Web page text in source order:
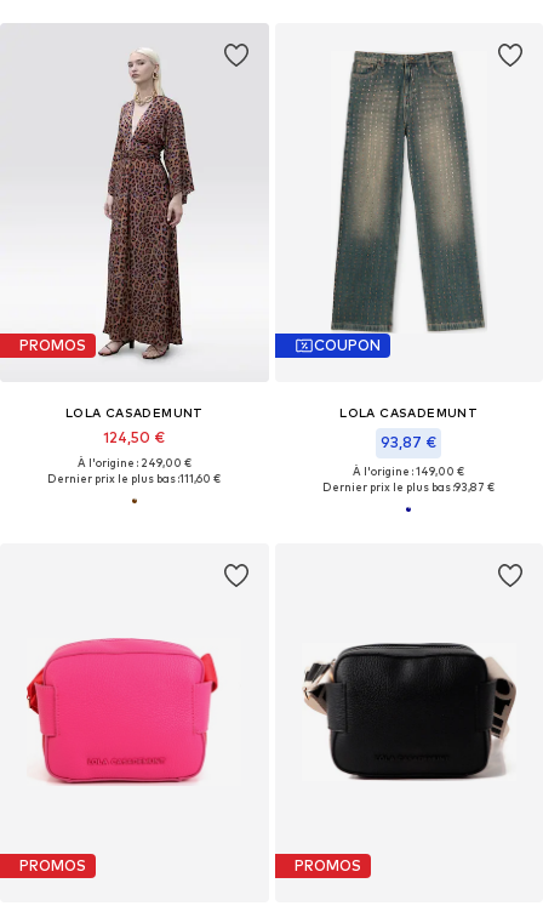
PROMOS
LOLA CASADEMUNT
124,50 €
À l'origine : 249,00 €
Dernier prix le plus bas :111,60 €
COUPON
LOLA CASADEMUNT
93,87 €
À l'origine : 149,00 €
Dernier prix le plus bas :93,87 €
PROMOS PROMOS